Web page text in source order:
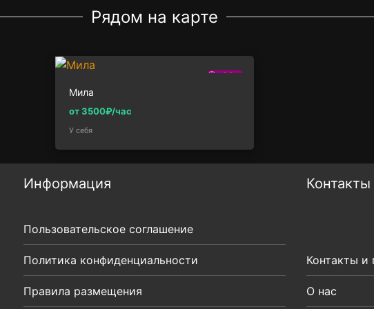
Рядом на карте
2.0км
Мила
от 3500₽/час
У себя
Информация
Пользовательское соглашение
Политика конфиденциальности
Правила размещения
Контакты
Контакты
О нас